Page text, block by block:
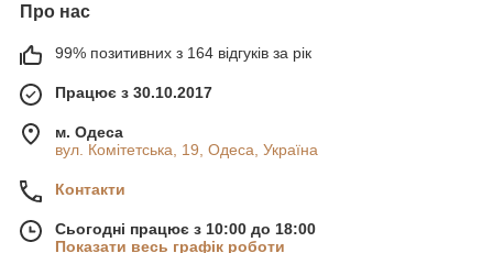
Про нас
99% позитивних з 164 відгуків за рік
Працює з 30.10.2017
м. Одеса
вул. Комітетська, 19, Одеса, Україна
Контакти
Сьогодні працює з 10:00 до 18:00
Показати весь графік роботи